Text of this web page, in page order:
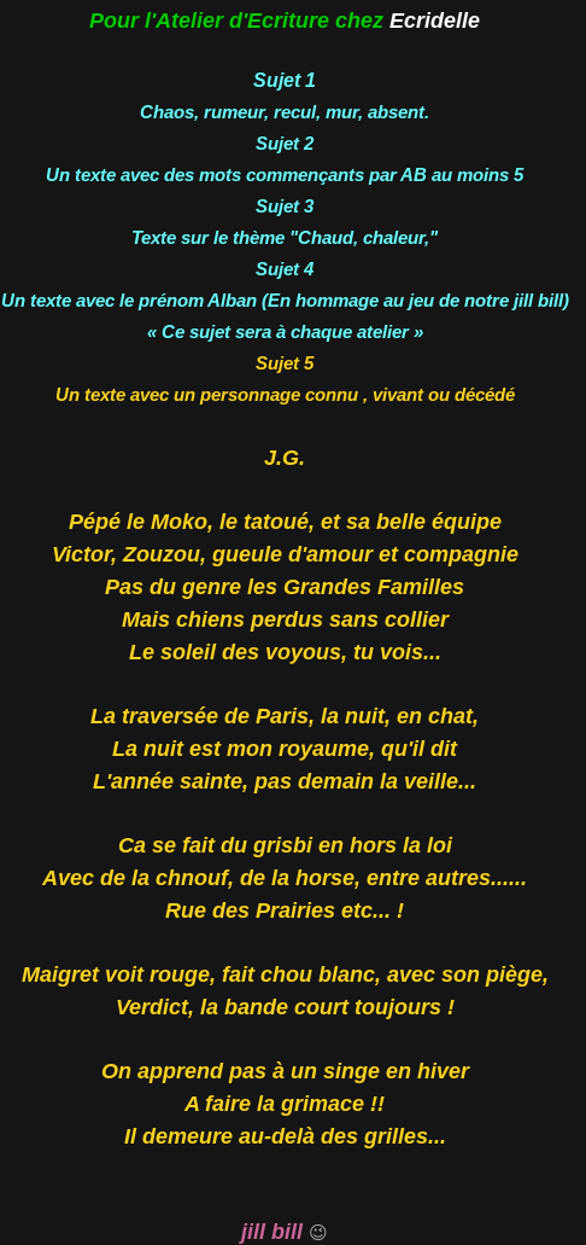
Pour l'Atelier d'Ecriture chez Ecridelle
Sujet 1
Chaos, rumeur, recul, mur, absent.
Sujet 2
Un texte avec des mots commençants par AB au moins 5
Sujet 3
Texte sur le thème "Chaud, chaleur,"
Sujet 4
Un texte avec le prénom Alban (En hommage au jeu de notre jill bill)
« Ce sujet sera à chaque atelier »
Sujet 5
Un texte avec un personnage connu , vivant ou décédé
J.G.
Pépé le Moko, le tatoué, et sa belle équipe
Victor, Zouzou, gueule d'amour et compagnie
Pas du genre les Grandes Familles
Mais chiens perdus sans collier
Le soleil des voyous, tu vois...
La traversée de Paris, la nuit, en chat,
La nuit est mon royaume, qu'il dit
L'année sainte, pas demain la veille...
Ca se fait du grisbi en hors la loi
Avec de la chnouf, de la horse, entre autres......
Rue des Prairies etc... !
Maigret voit rouge, fait chou blanc, avec son piège,
Verdict, la bande court toujours !
On apprend pas à un singe en hiver
A faire la grimace !!
Il demeure au-delà des grilles...
jill bill 😉